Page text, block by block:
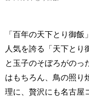
「百年の天下とり御
人気を誇る「天下とり
と玉子のそぼろがのっ
はもちろん、鳥の照り
理に、贅沢にも名古屋